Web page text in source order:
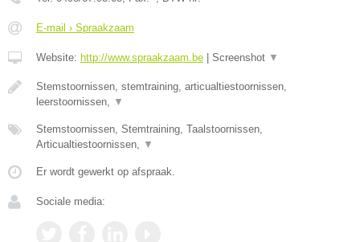
E-mail › Spraakzaam
Website: http://www.spraakzaam.be Screenshot ▼
Stemstoornissen, stemtraining, articualtiestoornissen,
leerstoornissen, ▼
Stemstoornissen, Stemtraining, Taalstoornissen,
Articualtiestoornissen, ▼
Er wordt gewerkt op afspraak.
Sociale media: